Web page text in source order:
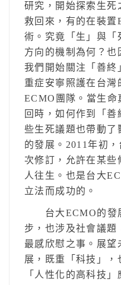
研究，開始探索生死
救回來，有的在裝置
術。究竟「生」與「
方向的機制為何？也
我們開始關注「善終
重症安寧照護在台灣
ECMO團隊。當生命
回時，如何作到「
些生死議題也帶動了
的發展。2011年初
次修訂，允許在某些
人往生。也是台大
立法而成功的。
台大ECMO的發
步，也涉及社會議題
最感欣慰之事。展望
展，既重「科技」，
「人性化的高科技